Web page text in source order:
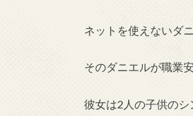
ネットを使えないダ
そのダニエルが職業
彼女は2人の子供のシ